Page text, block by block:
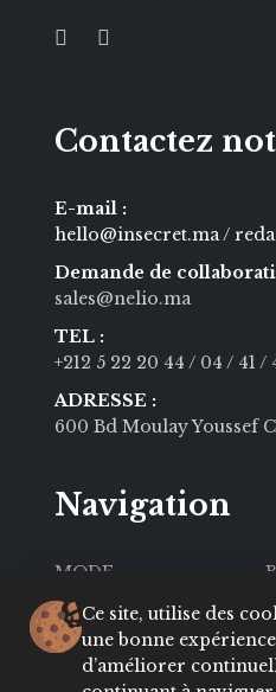
Ce site, utilise des
une bonne
d’améliorer
Contactez
E-mail :
hello@insecret.ma /
Demande de
sales@nelio.ma
TEL :
+212 5 22 20 44 / 04 / 41 /
ADRESSE :
600 Bd Moulay Youssef
Navigation
MODE
SOCIÉTÉ
VIE PRIVÉE